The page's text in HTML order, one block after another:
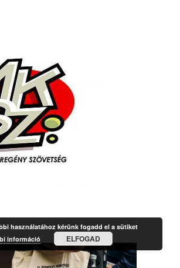
használatához kérünk fogadd el a sütiket
információ
ELFOGAD